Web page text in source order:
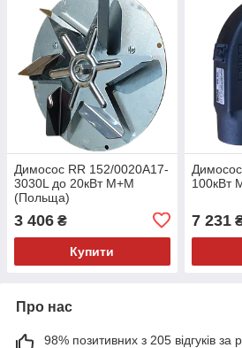
Димосос RR 152/0020A17-
3030L до 20кВт M+M
(Польща)
3 406 ₴
Купити
100кВт
7 231
Про нас
98% позитивних з 205 відгуків за